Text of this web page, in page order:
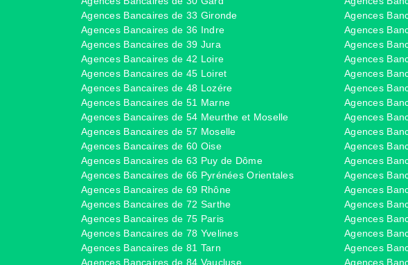
Agences Bancaires de 33 Gironde
Agences
Agences Bancaires de 36 Indre
Agences
Agences Bancaires de 39 Jura
Agences
Agences Bancaires de 42 Loire
Agences
Agences Bancaires de 45 Loiret
Agences
Agences Bancaires de 48 Lozére
Agences
Agences Bancaires de 51 Marne
Agences
Agences Bancaires de 54 Meurthe et Moselle
Agences
Agences Bancaires de 57 Moselle
Agences
Agences Bancaires de 60 Oise
Agences
Agences Bancaires de 63 Puy de Dôme
Agences
Agences Bancaires de 66 Pyrénées Orientales
Agences
Agences Bancaires de 69 Rhône
Agences
Agences Bancaires de 72 Sarthe
Agences
Agences Bancaires de 75 Paris
Agences
Agences Bancaires de 78 Yvelines
Agences
Agences Bancaires de 81 Tarn
Agences
Agences Bancaires de 84 Vaucluse
Agences